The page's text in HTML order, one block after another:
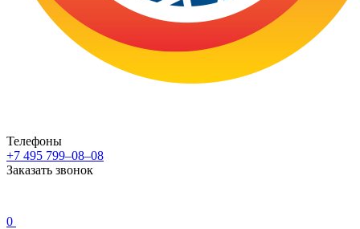
Телефоны
+7 495 799–08–08
Заказать звонок
0